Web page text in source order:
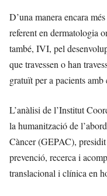
D’una manera encara
referent en dermatologia
també, IVI, pel
que travessen o han
gratuït per a pacients amb
L’anàlisi de l’Institut
la humanització de
Càncer (GEPAC),
prevenció, recerca i
translacional i clínica en